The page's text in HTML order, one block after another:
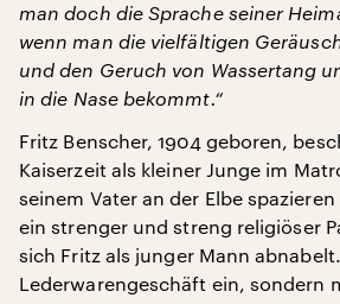
man doch die Sprache seiner
wenn man die vielfältigen
und den Geruch von Wassertang
in die Nase bekommt.“
Fritz Benscher, 1904 geboren,
Kaiserzeit als kleiner Junge im
seinem Vater an der Elbe
ein strenger und streng religiöser
sich Fritz als junger Mann
Lederwarengeschäft ein, sondern